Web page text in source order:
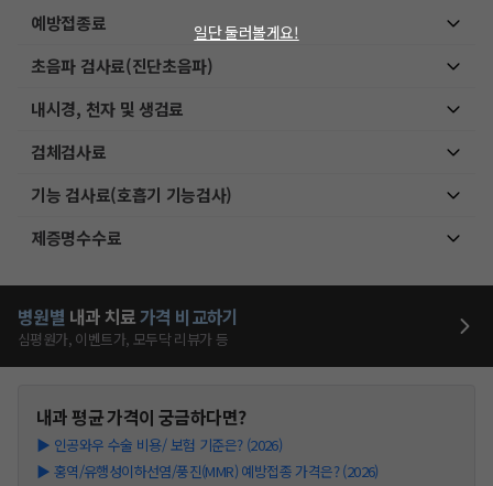
예방접종료
초음파 검사료(진단초음파)
내시경, 천자 및 생검료
검체검사료
기능 검사료(호흡기 기능검사)
제증명수수료
병원별 내과 치료가격 비교하기
심평원가, 이벤트가, 모두닥 리뷰가 등
내과평균 가격이 궁금하다면?
▶ 인공와우 수술 비용/ 보험 기준은? (2026)
▶ 홍역/유행성이하선염/풍진(MMR) 예방접종 가격은? (2026)
일단 둘러볼게요!